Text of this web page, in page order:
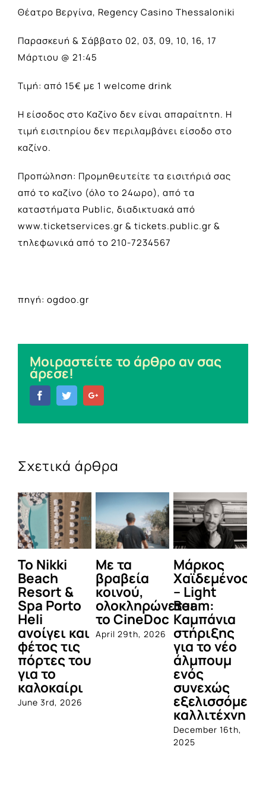
Θέατρο Βεργίνα, Regency Casino Thessaloniki
Παρασκευή & Σάββατο 02, 03, 09, 10, 16, 17
Μάρτιου @ 21:45
Τιμή: από 15€ με 1 welcome drink
Η είσοδος στο Καζίνο δεν είναι απαραίτητη. Η
τιμή εισιτηρίου δεν περιλαμβάνει είσοδο στο
καζίνο.
Προπώληση: Προμηθευτείτε τα εισιτήριά σας
από το καζίνο (όλο το 24ωρο), από τα
καταστήματα Public, διαδικτυακά από
www.ticketservices.gr & tickets.public.gr &
τηλεφωνικά από το 210-7234567
πηγή: ogdoo.gr
Μοιραστείτε το άρθρο αν σας
άρεσε!
FacebookTwitter
Σχετικά άρθρα
To Nikki
Beach
Resort &
Spa Porto
Heli
ανοίγει και
φέτος τις
πόρτες του
για το
καλοκαίρι
June 3rd, 2026
Με τα
βραβεία
κοινού,
ολοκληρώνεται
το CineDoc
April 29th, 2026
Μάρκος
Χαϊδεμένος
– Light
Beam:
Καμπάνια
στήριξης
για το νέο
άλμπουμ
ενός
συνεχώς
καλλιτέχνη
December 16th,
2025